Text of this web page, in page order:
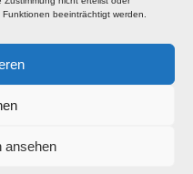
beeinträchtigt werden.
ansehen
Records